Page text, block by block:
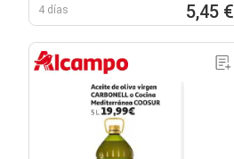
4 días 5,45 €